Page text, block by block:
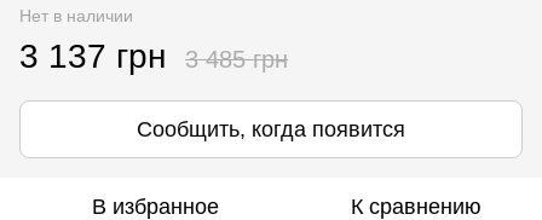
Нет в наличии
3 137 грн 3 485 грн
Сообщить, когда появится
В избранное К сравнению